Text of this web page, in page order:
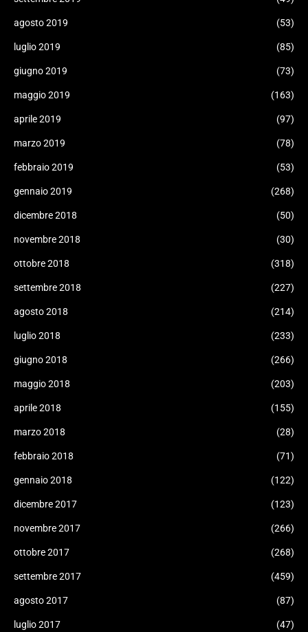
agosto 2019 (53)
luglio 2019 (85)
giugno 2019 (73)
maggio 2019 (163)
aprile 2019 (97)
marzo 2019 (78)
febbraio 2019 (53)
gennaio 2019 (268)
dicembre 2018 (50)
novembre 2018 (30)
ottobre 2018 (318)
settembre 2018 (227)
agosto 2018 (214)
luglio 2018 (233)
giugno 2018 (266)
maggio 2018 (203)
aprile 2018 (155)
marzo 2018 (28)
febbraio 2018 (71)
gennaio 2018 (122)
dicembre 2017 (123)
novembre 2017 (266)
ottobre 2017 (268)
settembre 2017 (459)
agosto 2017 (87)
luglio 2017 (47)